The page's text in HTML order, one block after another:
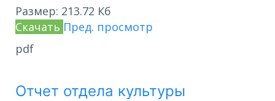
Размер: 213.72 Кб
Скачать Пред. просмотр
pdf
Отчет отдела культуры